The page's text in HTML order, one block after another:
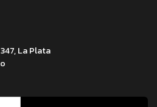
La Plata